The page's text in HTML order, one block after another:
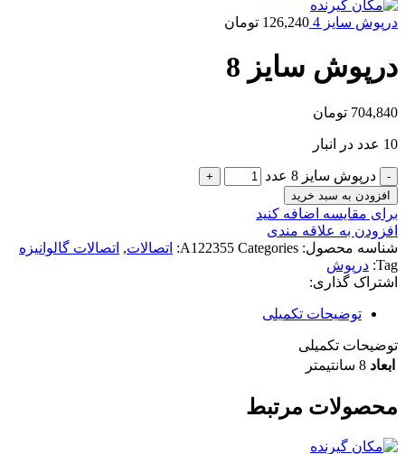
درپوش سایز 4 126,240 تومان
درپوش سایز 8
704,840 تومان
10 عدد در انبار
درپوش سایز 8 عدد
افزودن به سبد خرید
برای مقایسه اضافه کنید
افزودن به علاقه مندی
شناسه محصول:
A122355 Categories: اتصالات, اتصالات گالوانیزه
Tag: درپوش
اشتراک گذاری:
توضیحات تکمیلی
توضیحات تکمیلی
ابعاد 8 سانتیمتر
محصولات مرتبط